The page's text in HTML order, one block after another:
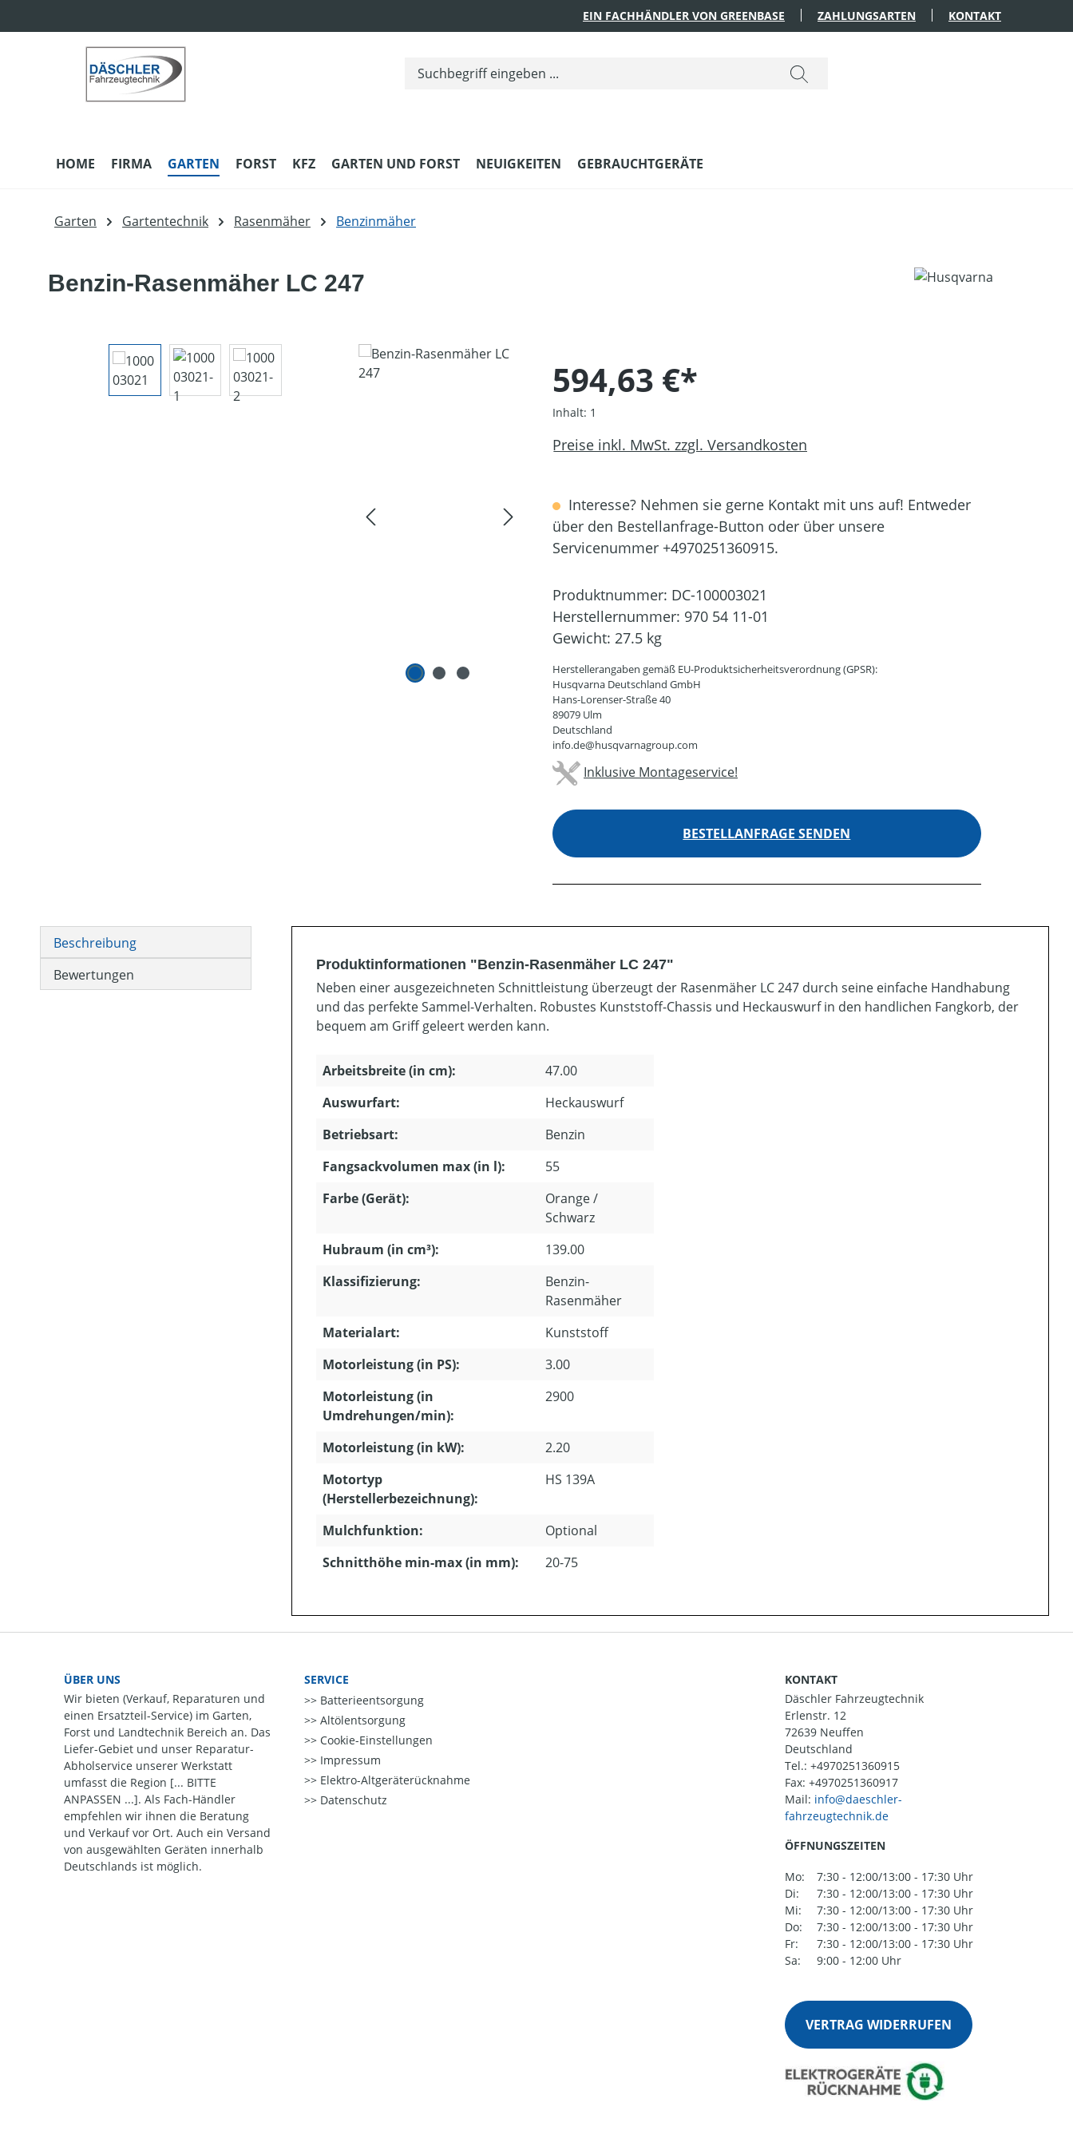
EIN FACHHÄNDLER VON GREENBASE ZAHLUNGSARTEN KONTAKT
HOME FIRMA GARTEN FORST KFZ GARTEN UND FORST NEUIGKEITEN GEBRAUCHTGERÄTE
Garten Gartentechnik Rasenmäher Benzinmäher
Benzin-Rasenmäher LC 247
Bildergalerie überspringen
594,63 €*
Inhalt: 1
Preise inkl. MwSt. zzgl. Versandkosten
Interesse? Nehmen sie gerne Kontakt mit uns auf! Entweder
über den Bestellanfrage-Button oder über unsere
Servicenummer +4970251360915.
Produktnummer: DC-100003021
Herstellernummer: 970 54 11-01
Gewicht: 27.5 kg
Herstellerangaben gemäß EU-Produktsicherheitsverordnung (GPSR):
Husqvarna Deutschland GmbH
Hans-Lorenser-Straße 40
89079 Ulm
Deutschland
info.de@husqvarnagroup.com
Inklusive Montageservice!
BESTELLANFRAGE SENDEN
Beschreibung
Bewertungen
Produktinformationen "Benzin-Rasenmäher LC 247"
Neben einer ausgezeichneten Schnittleistung überzeugt der Rasenmäher LC 247 durch seine einfache Handhabung
und das perfekte Sammel-Verhalten. Robustes Kunststoff-Chassis und Heckauswurf in den handlichen Fangkorb, der
bequem am Griff geleert werden kann.
Arbeitsbreite (in cm):
47.00
Auswurfart:
Heckauswurf
Betriebsart:
Benzin
Fangsackvolumen max (in l):
55
Farbe (Gerät):
Orange /
Schwarz
Hubraum (in cm³):
139.00
Klassifizierung:
Benzin-
Rasenmäher
Materialart:
Kunststoff
Motorleistung (in PS):
3.00
Motorleistung (in
Umdrehungen/min):
2900
Motorleistung (in kW):
2.20
Motortyp
(Herstellerbezeichnung):
HS 139A
Mulchfunktion:
Optional
Schnitthöhe min-max (in mm):
20-75
ÜBER UNS
Wir bieten (Verkauf, Reparaturen und
einen Ersatzteil-Service) im Garten,
Forst und Landtechnik Bereich an. Das
Liefer-Gebiet und unser Reparatur-
Abholservice unserer Werkstatt
umfasst die Region [... BITTE
ANPASSEN ...]. Als Fach-Händler
empfehlen wir ihnen die Beratung
und Verkauf vor Ort. Auch ein Versand
von ausgewählten Geräten innerhalb
Deutschlands ist möglich.
SERVICE
Batterieentsorgung
Altölentsorgung
Cookie-Einstellungen
Impressum
Elektro-Altgeräterücknahme
Datenschutz
KONTAKT
Däschler Fahrzeugtechnik
Erlenstr. 12
72639 Neuffen
Deutschland
Tel.: +4970251360915
Fax: +4970251360917
Mail:
ÖFFNUNGSZEITEN
Mo:
7:30 - 12:00/13:00 - 17:30 Uhr
Di:
7:30 - 12:00/13:00 - 17:30 Uhr
Mi:
7:30 - 12:00/13:00 - 17:30 Uhr
Do:
7:30 - 12:00/13:00 - 17:30 Uhr
Fr:
7:30 - 12:00/13:00 - 17:30 Uhr
Sa:
9:00 - 12:00 Uhr
VERTRAG WIDERRUFEN